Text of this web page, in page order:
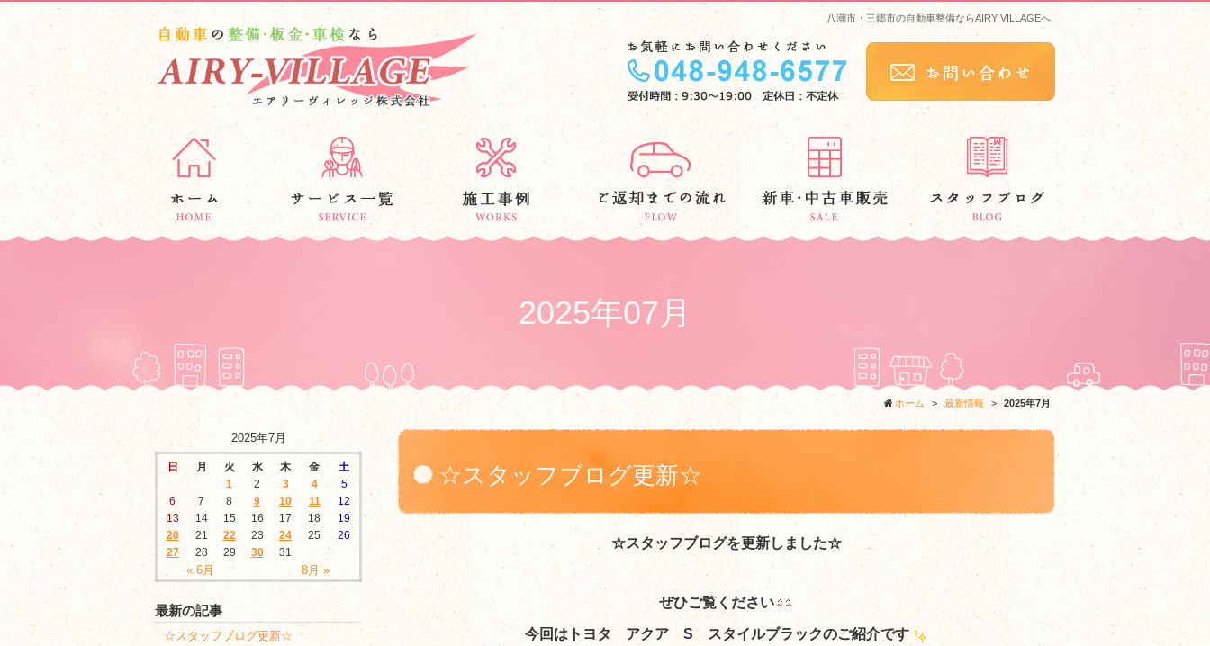
八潮市・三郷市の自動車整備ならAIRY VILLAGEへ
2025年07月
ホーム > 最新情報 > 2025年7月
☆スタッフブログ更新☆
☆スタッフブログを更新しました☆
ぜひご覧ください
今回はトヨタ アクア S スタイルブラックのご紹介です
2025年7月
日 月 火 水 木 金 土
« 6月 8月 »
1 2 3 4
5
6
7 8 9 10 11
12
13
14 15 16 17 18
19
20
21 22 23 24 25
26
27
28 29 30 31
最新の記事
☆スタッフブログ更新☆